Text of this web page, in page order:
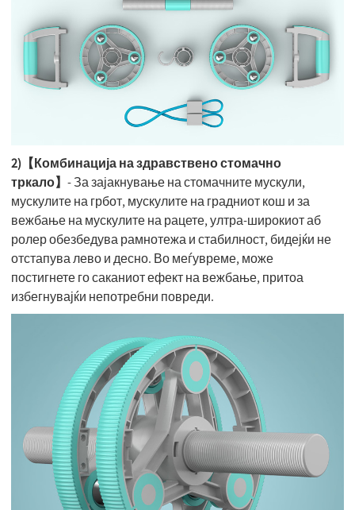
2)【Комбинација на здравствено стомачно
тркало】- За зајакнување на стомачните мускули,
мускулите на грбот, мускулите на градниот кош и за
вежбање на мускулите на рацете, ултра-широкиот аб
ролер обезбедува рамнотежа и стабилност, бидејќи не
отстапува лево и десно. Во меѓувреме, може
постигнете го саканиот ефект на вежбање, притоа
избегнувајќи непотребни повреди.